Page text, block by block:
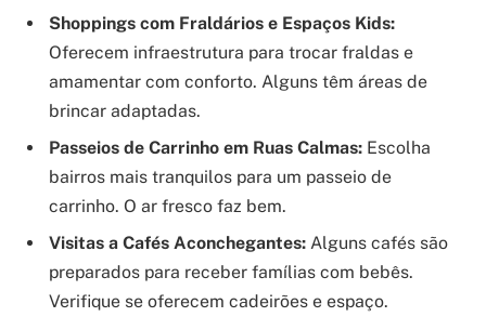
Shoppings com Fraldários e Espaços Kids:
Oferecem infraestrutura para trocar fraldas e
amamentar com conforto. Alguns têm áreas de
brincar adaptadas.
Passeios de Carrinho em Ruas Calmas: Escolha
bairros mais tranquilos para um passeio de
carrinho. O ar fresco faz bem.
Visitas a Cafés Aconchegantes: Alguns cafés são
preparados para receber famílias com bebês.
Verifique se oferecem cadeirões e espaço.